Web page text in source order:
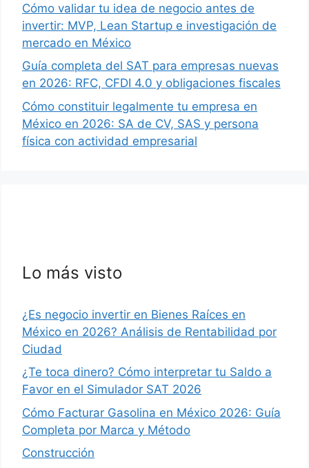
Cómo validar tu idea de negocio antes de
invertir: MVP, Lean Startup e investigación de
mercado en México
Guía completa del SAT para empresas nuevas
en 2026: RFC, CFDI 4.0 y obligaciones fiscales
Cómo constituir legalmente tu empresa en
México en 2026: SA de CV, SAS y persona
física con actividad empresarial
Lo más visto
¿Es negocio invertir en Bienes Raíces en
México en 2026? Análisis de Rentabilidad por
Ciudad
¿Te toca dinero? Cómo interpretar tu Saldo a
Favor en el Simulador SAT 2026
Cómo Facturar Gasolina en México 2026: Guía
Completa por Marca y Método
Construcción